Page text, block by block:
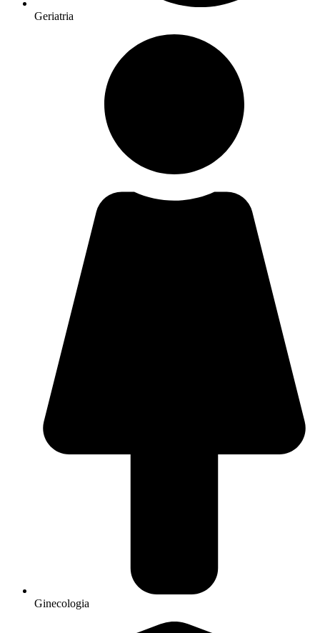
Geriatria
Ginecologia